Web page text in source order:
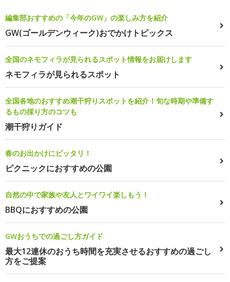
編集部おすすめの「今年のGW」の楽しみ方を紹介
GW(ゴールデンウィーク)おでかけトピックス
全国のネモフィラが見られるスポット情報をお届けします
ネモフィラが見られるスポット
全国各地のおすすめ潮干狩りスポットを紹介！旬な時期や準備す
るもの採り方のコツも
潮干狩りガイド
春のお出かけにピッタリ！
ピクニックにおすすめの公園
自然の中で家族や友人とワイワイ楽しもう！
BBQにおすすめの公園
GWおうちでの過ごし方ガイド
最大12連休のおうち時間を充実させるおすすめの過ごし
方をご提案